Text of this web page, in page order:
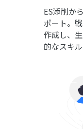
ES添削か
ポート。
作成し、
的なスキル